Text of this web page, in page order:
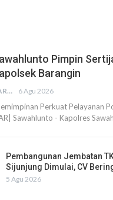
Pimpin
Barangin
PEMRED SAPTARIUS 6 Agu 2026
Perkuat Pelayanan
Sawahlunto - Kapolres
Pembangunan Jembatan
Sijunjung Dimulai, CV
5 Agu 2026